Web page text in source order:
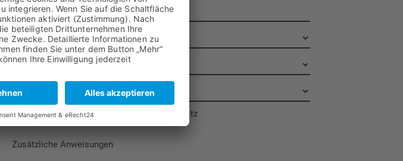
Ich benötige ein Fahrzeug mit Rollstuhplatz